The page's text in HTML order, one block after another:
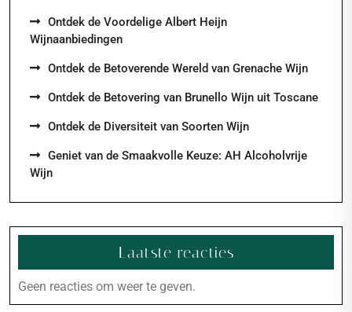
Ontdek de Voordelige Albert Heijn
Wijnaanbiedingen
Ontdek de Betoverende Wereld van Grenache Wijn
Ontdek de Betovering van Brunello Wijn uit Toscane
Ontdek de Diversiteit van Soorten Wijn
Geniet van de Smaakvolle Keuze: AH Alcoholvrije
Wijn
Laatste reacties
Geen reacties om weer te geven.